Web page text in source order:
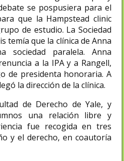
se pospusiera para el
que la Hampstead clinic
de estudio. La Sociedad
temía que la clínica de Anna
sociedad paralela. Anna
a la IPA y a Rangell,
de presidenta honoraria. A
la dirección de la clínica.
de Derecho de Yale, y
una relación libre y
fue recogida en tres
y el derecho, en coautoría